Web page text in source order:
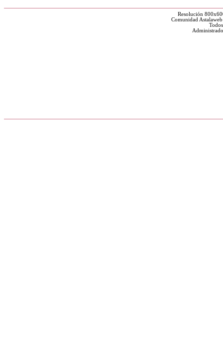
Resolución
Comunidad